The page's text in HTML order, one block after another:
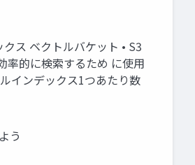
ス ベクトルバケット • S3
率的に検索するため に使用
インデックス1つあたり数
う